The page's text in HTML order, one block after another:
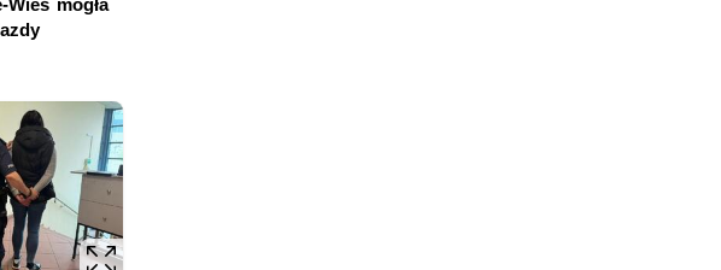
mogła